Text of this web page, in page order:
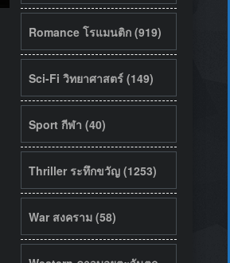
Romance โรแมนติก (919)
Sci-Fi วิทยาศาสตร์ (149)
Sport กีฬา (40)
Thriller ระทึกขวัญ (1253)
War สงคราม (58)